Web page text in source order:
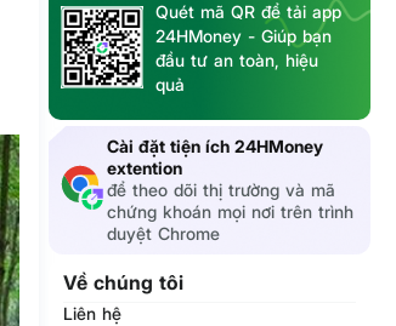
Quét mã QR để tải app
24HMoney - Giúp bạn
đầu tư an toàn, hiệu
quả
Cài đặt tiện ích 24HMoney
extention
để theo dõi thị trường và mã
chứng khoán mọi nơi trên trình
duyệt Chrome
Về chúng tôi
Liên hệ